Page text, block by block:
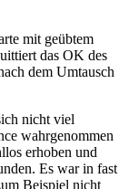
mit geübtem
das OK des
dem Umtausch
nicht viel
wahrgenommen
erhoben und
Es war in fast
Beispiel nicht